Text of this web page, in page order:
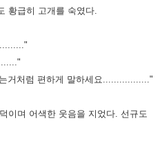
황급히 고개를 숙였다.
거처럼 편하게 말하세요................."
이며 어색한 웃음을 지었다. 선규도